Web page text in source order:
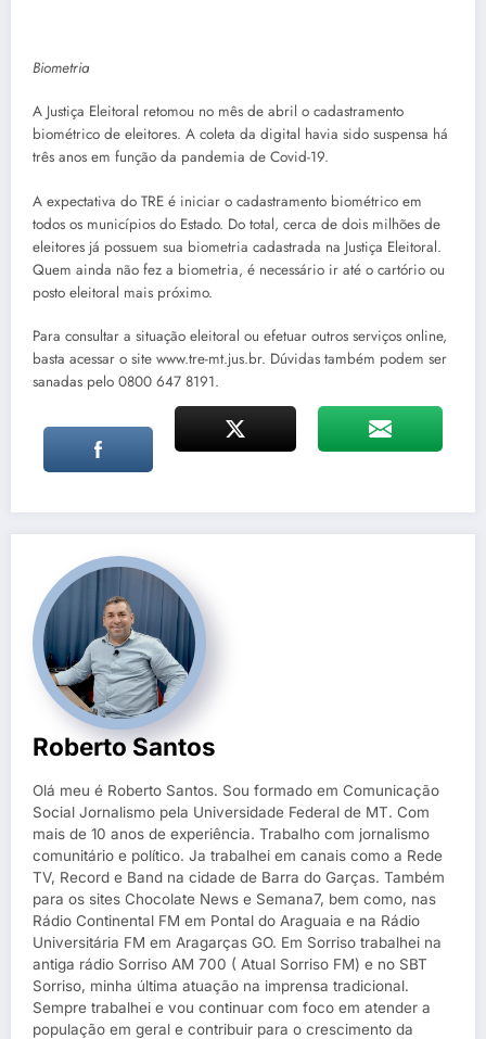
Biometria
A Justiça Eleitoral retomou no mês de abril o cadastramento
biométrico de eleitores. A coleta da digital havia sido suspensa há
três anos em função da pandemia de Covid-19.
A expectativa do TRE é iniciar o cadastramento biométrico em
todos os municípios do Estado. Do total, cerca de dois milhões de
eleitores já possuem sua biometria cadastrada na Justiça Eleitoral.
Quem ainda não fez a biometria, é necessário ir até o cartório ou
posto eleitoral mais próximo.
Para consultar a situação eleitoral ou efetuar outros serviços online,
basta acessar o site www.tre-mt.jus.br. Dúvidas também podem ser
sanadas pelo 0800 647 8191.
Roberto Santos
Olá meu é Roberto Santos. Sou formado em Comunicação
Social Jornalismo pela Universidade Federal de MT. Com
mais de 10 anos de experiência. Trabalho com jornalismo
comunitário e político. Ja trabalhei em canais como a Rede
TV, Record e Band na cidade de Barra do Garças. Também
para os sites Chocolate News e Semana7, bem como, nas
Rádio Continental FM em Pontal do Araguaia e na Rádio
Universitária FM em Aragarças GO. Em Sorriso trabalhei na
antiga rádio Sorriso AM 700 ( Atual Sorriso FM) e no SBT
Sorriso, minha última atuação na imprensa tradicional.
Sempre trabalhei e vou continuar com foco em atender a
população em geral e contribuir para o crescimento da